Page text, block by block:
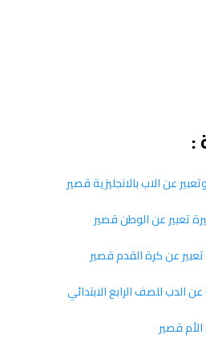
:
عن الاب بالانجليزية قصير
تعبير عن الوطن قصير
تعبير عن كرة القدم قصير
الدب للصف الرابع الابتدائي
قصير